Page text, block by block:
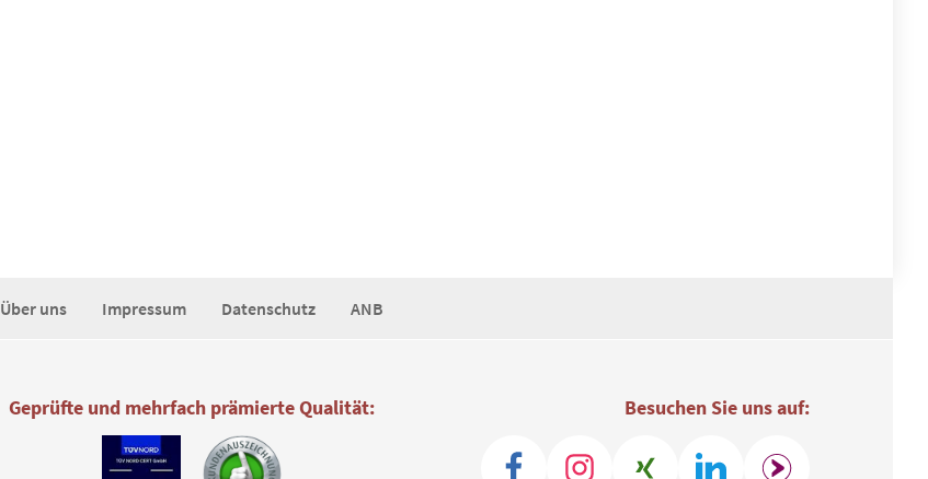
Über uns Impressum Datenschutz ANB
Besuchen Sie uns auf:
Geprüfte und mehrfach prämierte Qualität: